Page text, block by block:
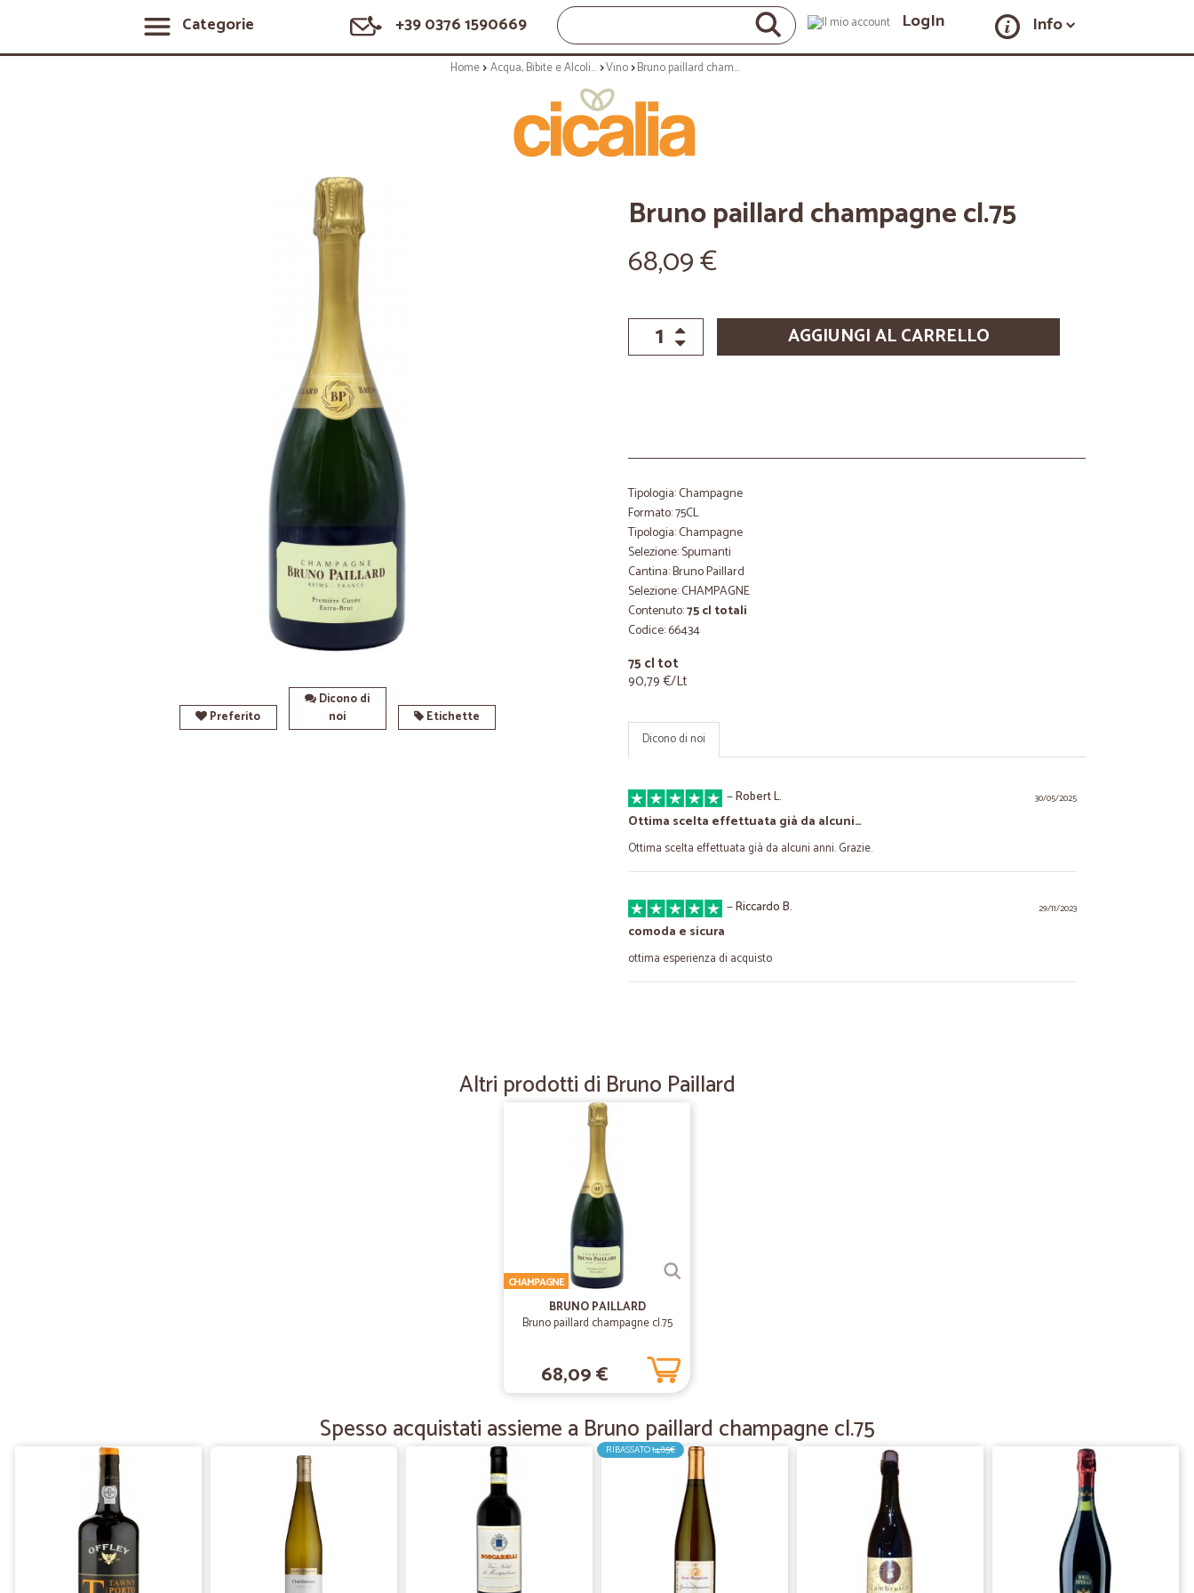
Categorie +39 0376 1590669 LogIn Info
Home Acqua, Bibite e Alcolici Vino Bruno paillard champagne cl.75
Preferito
Dicono di
noi
Etichette
Bruno paillard champagne cl.75
68,09 €
AGGIUNGI AL CARRELLO
Tipologia: Champagne
Formato: 75CL
Tipologia: Champagne
Selezione: Spumanti
Cantina: Bruno Paillard
Selezione: CHAMPAGNE
Contenuto:75 cl totali
Codice: 66434
75 cl tot
90,79 €/Lt
Dicono di noi
30/05/2025
—Robert L.
Ottima scelta effettuata già da alcuni…
Ottima scelta effettuata già da alcuni anni. Grazie.
29/11/2023
—Riccardo B.
comoda e sicura
ottima esperienza di acquisto
Tutto perfetto
Velocita di consegna e qualità dei…
Velocita di consegna e qualità dei prodotti sono i punti di forza.
puntuali e precisi
puntuali e precisi
02/07/2019
Altri prodotti di Bruno Paillard
BRUNO PAILLARD
Bruno paillard champagne cl.75
CHAMPAGNE
68,09 €
Spesso acquistati assieme a Bruno paillard champagne cl.75
RIBASSATO14,85€